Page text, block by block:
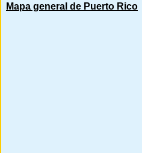
Mapa general de Puerto Rico